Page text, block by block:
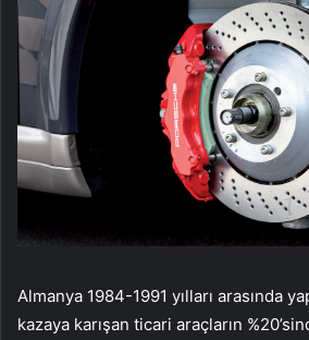
Almanya 1984-1991 yılları arasında
kazaya karışan ticari araçların